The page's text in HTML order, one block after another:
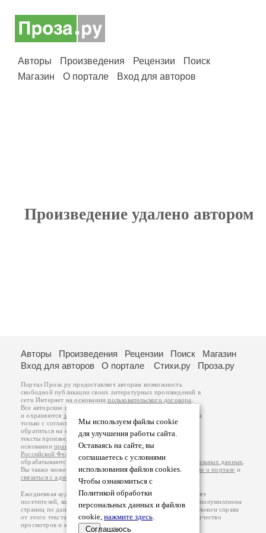
Авторы Произведения Рецензии
Поиск
Магазин
О портале Вход для авторов
Произведение удалено автором
Мы используем файлы cookie
для улучшения работы сайта.
Оставаясь на сайте, вы
соглашаетесь с условиями
использования файлов cookies.
Чтобы ознакомиться с
Политикой обработки
персональных данных и файлов
cookie, нажмите здесь.
Соглашаюсь
Авторы Произведения Рецензии Поиск
Магазин
Вход для авторов
О портале Стихи.ру Проза.ру
Портал Проза.ру предоставляет авторам возможность
свободной публикации своих литературных произведений в
сети Интернет на основаниипользовательского договора
Все авторские права на произведения принадлежат авторам
и охраняются законом
. Перепечатка произведений возможна
только с согласия его автора, к которому вы можете
обратиться на его авторской странице. Ответственность за
тексты произведений авторы несут самостоятельно на
основанииправил публикацииизаконодательства
Российской Федерации
обрабатываются на основанииПолитики обработки персональных данных
Вы также можете посмотреть более подробнуюинформацию о портале и
связаться с администрацией
Ежедневная аудитория портала Проза.ру – порядка 100 тысяч
посетителей, которые в общей сумме просматривают более полумиллиона
страниц по данным счетчика посещаемости, который расположен справа
от этого текста. В каждой графе указано по две цифры: количество
просмотров и количество посетителей.